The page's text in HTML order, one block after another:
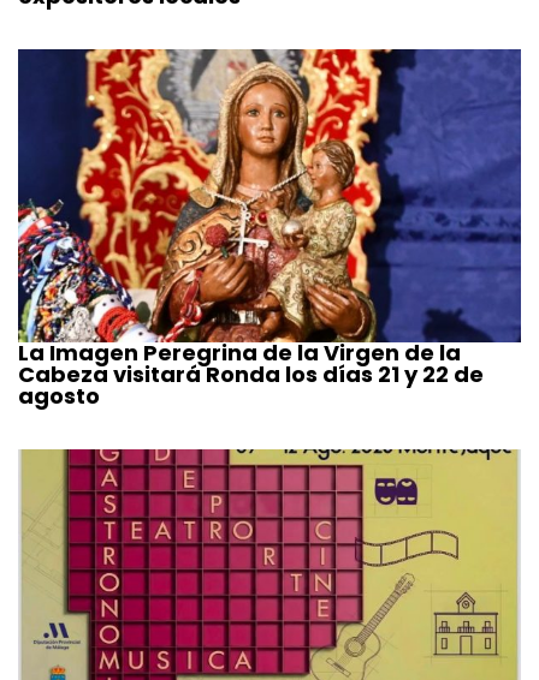
La Imagen Peregrina de la Virgen de la
Cabeza visitará Ronda los días 21 y 22 de
agosto